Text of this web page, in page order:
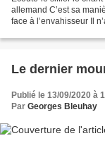
allemand C’est sa
face à l’envahisseur Il
Le dernier
Publié le 13/09/2020 à
Par Georges Bleuhay